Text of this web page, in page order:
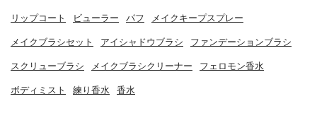
リップコート ビューラー パフ メイクキープスプレー
メイクブラシセット アイシャドウブラシ ファンデーションブラシ
スクリューブラシ メイクブラシクリーナー フェロモン香水
ボディミスト 練り香水 香水